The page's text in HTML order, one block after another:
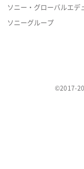
ソニー・グローバルエデ
ソニーグループ
©2017-